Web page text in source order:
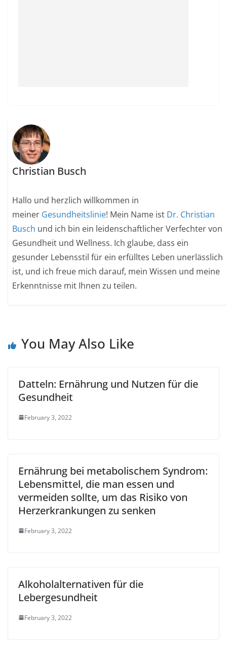
Christian Busch
Hallo und herzlich willkommen in
meiner Gesundheitslinie! Mein Name ist Dr. Christian
Busch und ich bin ein leidenschaftlicher Verfechter von
Gesundheit und Wellness. Ich glaube, dass ein
gesunder Lebensstil für ein erfülltes Leben unerlässlich
ist, und ich freue mich darauf, mein Wissen und meine
Erkenntnisse mit Ihnen zu teilen.
You May Also Like
Datteln: Ernährung und Nutzen für die
Gesundheit
February 3, 2022
Ernährung bei metabolischem Syndrom:
Lebensmittel, die man essen und
vermeiden sollte, um das Risiko von
Herzerkrankungen zu senken
February 3, 2022
Alkoholalternativen für die
Lebergesundheit
February 3, 2022